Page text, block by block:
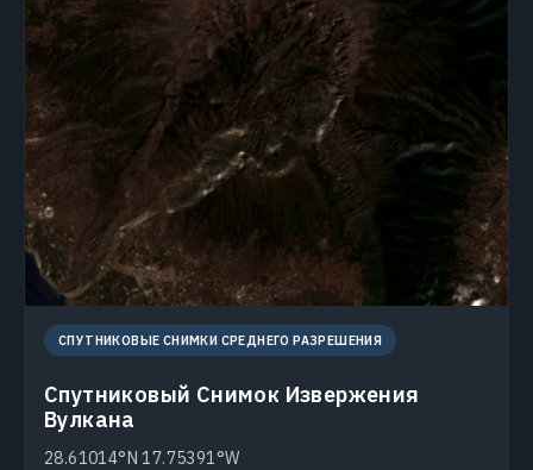
СПУТНИКОВЫЕ СНИМКИ СРЕДНЕГО РАЗРЕШЕНИЯ
Спутниковый Снимок Извержения
Вулкана
28.61014°N 17.75391°W